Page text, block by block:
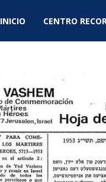
INICIO CENTRO